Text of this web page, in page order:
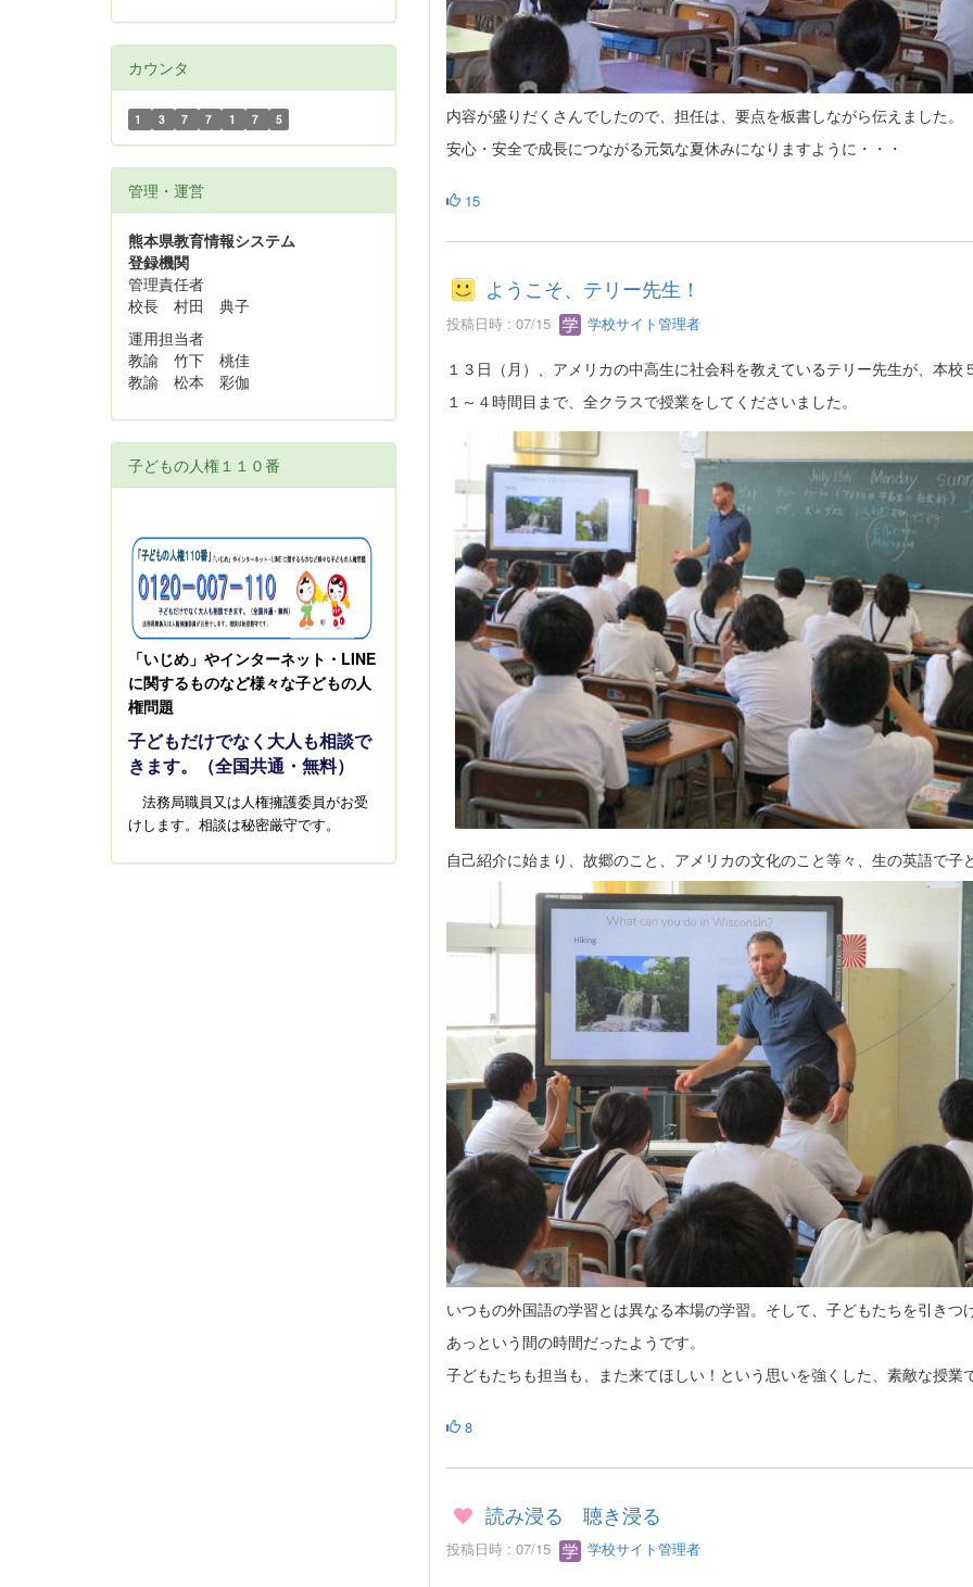
内容が盛りだくさんでしたので、担任は、要点を板書しながら伝えました。
安心・安全で成長につながる元気な夏休みになりますように・・・
15
ようこそ、テリー先生！
投稿日時 : 07/15 学校サイト管理者
１３日（月）、アメリカの中高生に社会科を教えているテリー先生が、本
１～４時間目まで、全クラスで授業をしてくださいました。
自己紹介に始まり、故郷のこと、アメリカの文化のこと等々、生の英語で
いつもの外国語の学習とは異なる本場の学習。そして、子どもたちを引きつ
あっという間の時間だったようです。
子どもたちも担当も、また来てほしい！という思いを強くした、素敵な授業
8
読み浸る 聴き浸る
投稿日時 : 07/15 学校サイト管理者
カウンタ
1 3 7 7 1 7 5
管理・運営
熊本県教育情報システム
登録機関
管理責任者
校長 村田 典子
運用担当者
教諭 竹下 桃佳
教諭 松本 彩伽
子どもの人権１１０番
「いじめ」やインターネット・ LINE
に関するものなど様々な子どもの人
権問題
子どもだけでなく大人も相談で
きます。（全国共通・無料）
法務局職員又は人権擁護委員がお受
けします。相談は秘密厳守です。